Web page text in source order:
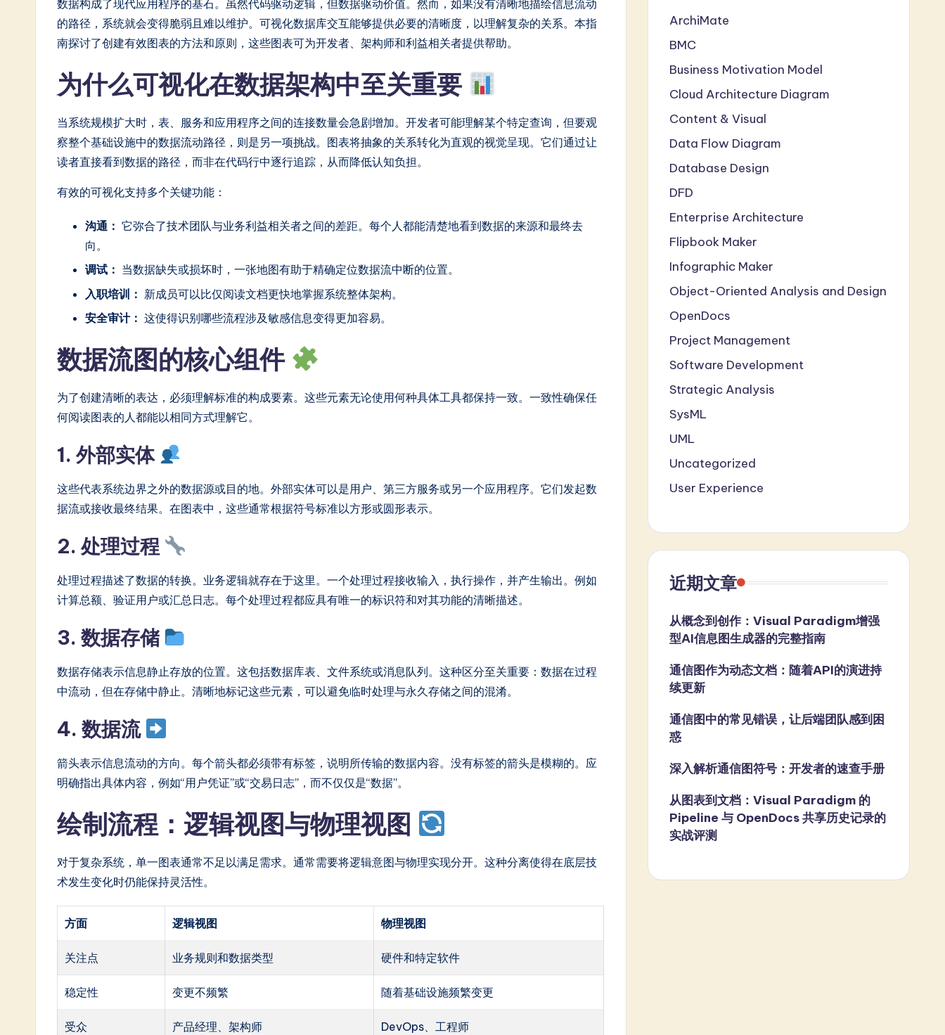
A
&
ft
w
数据构成了现代应用程序的基石。虽然代码驱动逻辑，但数据驱动价值。然而，如果没有清晰地描绘信息流动
的路径，系统就会变得脆弱且难以维护。可视化数据库交互能够提供必要的清晰度，以理解复杂的关系。本指
南探讨了创建有效图表的方法和原则，这些图表可为开发者、架构师和利益相关者提供帮助。
为什么可视化在数据架构中至关重要
当系统规模扩大时，表、服务和应用程序之间的连接数量会急剧增加。开发者可能理解某个特定查询，但要观
察整个基础设施中的数据流动路径，则是另一项挑战。图表将抽象的关系转化为直观的视觉呈现。它们通过让
读者直接看到数据的路径，而非在代码行中逐行追踪，从而降低认知负担。
有效的可视化支持多个关键功能：
沟通： 它弥合了技术团队与业务利益相关者之间的差距。每个人都能清楚地看到数据的来源和最终去
向。
调试： 当数据缺失或损坏时，一张地图有助于精确定位数据流中断的位置。
入职培训： 新成员可以比仅阅读文档更快地掌握系统整体架构。
安全审计： 这使得识别哪些流程涉及敏感信息变得更加容易。
数据流图的核心组件
为了创建清晰的表达，必须理解标准的构成要素。这些元素无论使用何种具体工具都保持一致。一致性确保任
何阅读图表的人都能以相同方式理解它。
1. 外部实体
这些代表系统边界之外的数据源或目的地。外部实体可以是用户、第三方服务或另一个应用程序。它们发起数
据流或接收最终结果。在图表中，这些通常根据符号标准以方形或圆形表示。
2. 处理过程
处理过程描述了数据的转换。业务逻辑就存在于这里。一个处理过程接收输入，执行操作，并产生输出。例如
计算总额、验证用户或汇总日志。每个处理过程都应具有唯一的标识符和对其功能的清晰描述。
3. 数据存储
数据存储表示信息静止存放的位置。这包括数据库表、文件系统或消息队列。这种区分至关重要：数据在过程
中流动，但在存储中静止。清晰地标记这些元素，可以避免临时处理与永久存储之间的混淆。
4. 数据流
箭头表示信息流动的方向。每个箭头都必须带有标签，说明所传输的数据内容。没有标签的箭头是模糊的。应
明确指出具体内容，例如“用户凭证”或“交易日志”，而不仅仅是“数据”。
绘制流程：逻辑视图与物理视图
对于复杂系统，单一图表通常不足以满足需求。通常需要将逻辑意图与物理实现分开。这种分离使得在底层技
术发生变化时仍能保持灵活性。
方面 逻辑视图 物理视图
关注点 业务规则和数据类型 硬件和特定软件
稳定性 变更不频繁 随着基础设施频繁变更
受众 产品经理、架构师 DevOps、工程师
ArchiMate
BMC
Business Motivation Model
Cloud Architecture Diagram
Content & Visual
Data Flow Diagram
Database Design
DFD
Enterprise Architecture
Flipbook Maker
Infographic Maker
Object-Oriented Analysis and Design
OpenDocs
Project Management
Software Development
Strategic Analysis
SysML
UML
Uncategorized
User Experience
近期文章
从概念到创作：Visual Paradigm增强
型AI信息图生成器的完整指南
通信图作为动态文档：随着API的演进持
续更新
通信图中的常见错误，让后端团队感到困
惑
深入解析通信图符号：开发者的速查手册
从图表到文档：Visual Paradigm 的
Pipeline 与 OpenDocs 共享历史记录的
实战评测